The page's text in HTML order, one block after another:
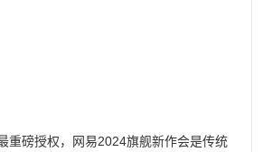
重磅授权，网易2024旗舰新作会是传统